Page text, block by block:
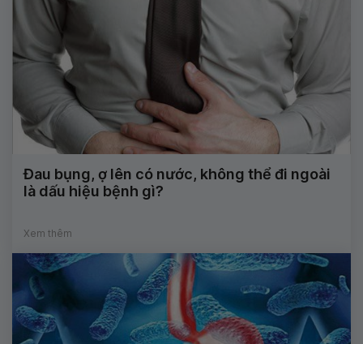
Đau bụng, ợ lên có nước, không thể đi ngoài
là dấu hiệu bệnh gì?
Xem thêm